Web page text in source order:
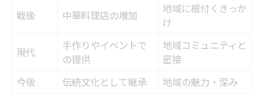
戦後 中華料理店の増加
地域に根付くきっか
け
現代
手作りやイベントで
の提供
地域コミュニティと
密接
今後
伝統文化として継承 地域の魅力・深み